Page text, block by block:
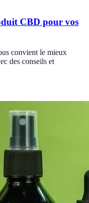
CBD pour vos
convient le mieux
des conseils et